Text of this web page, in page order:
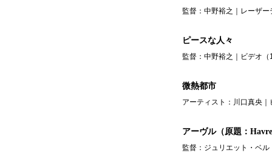
監督：中野裕之｜レーザ
ピースな人々
監督：中野裕之｜ビデオ
微熱都市
アーティスト：川口真央
アーヴル（原題：
監督：ジュリエット・ベ